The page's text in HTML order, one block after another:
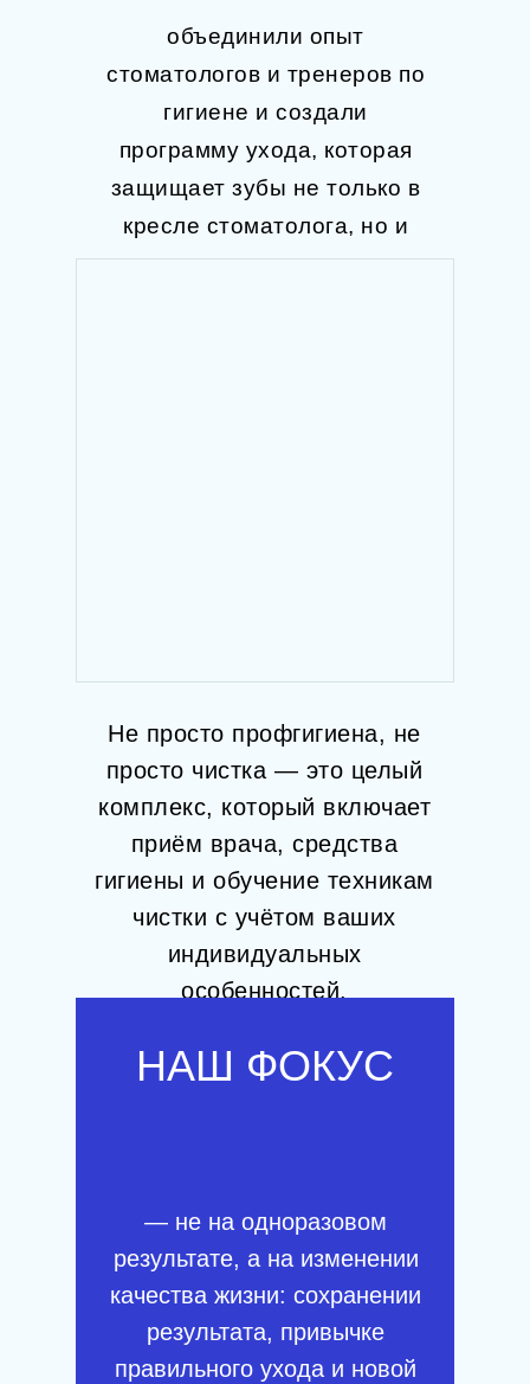
объединили опыт
стоматологов и тренеров по
гигиене и создали
программу ухода, которая
защищает зубы не только в
кресле стоматолога, но и
дома
Не просто профгигиена, не
просто чистка — это целый
комплекс, который включает
приём врача, средства
гигиены и обучение техникам
чистки с учётом ваших
индивидуальных
особенностей.
НАШ ФОКУС
— не на одноразовом
результате, а на изменении
качества жизни: сохранении
результата, привычке
правильного ухода и новой